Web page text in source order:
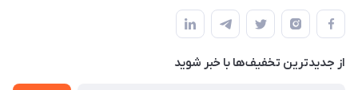
طبقه بالای دنیای لبنیات (مراجعه حضوری فقط در صورت هماهنگی
قبلی با شماره ۰۹۳۷۱۷۴۲۴۲۳ امکان پذیر است)
لیست محصولات
درباره ما
قوانین و مقررات
حریم خصوصی
راهنما
از جدید‌ترین تخفیف‌ها با‌ خبر شوید